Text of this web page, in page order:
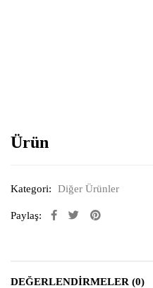
Ürün
Kategori: Diğer Ürünler
Paylaş:
DEĞERLENDIRMELER (0)